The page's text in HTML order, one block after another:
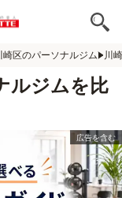
崎区のパーソナルジム 川
ルジムを比